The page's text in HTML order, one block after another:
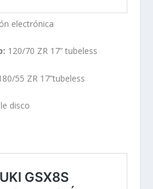
electrónica
120/70 ZR 17” tubeless
55 ZR 17”tubeless
disco